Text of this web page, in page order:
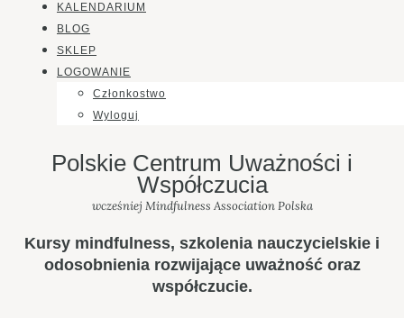
KALENDARIUM
BLOG
SKLEP
LOGOWANIE
Członkostwo
Wyloguj
Polskie Centrum Uważności i
Współczucia
wcześniej Mindfulness Association Polska
Kursy mindfulness, szkolenia nauczycielskie i
odosobnienia rozwijające uważność oraz
współczucie.